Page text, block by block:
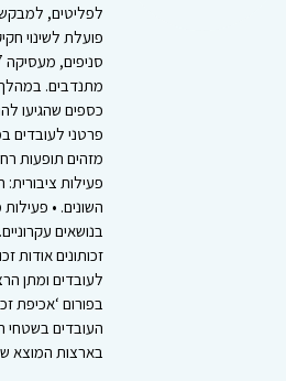
לפליטים,
פרטני לעובדים
מזהים תופעות
פעילות
השונים. •
בנושאים
זכותונים אודות
לעובדים ומתן
בפורום ‘אכיפת
העובדים בשטחי
בארצות המוצא